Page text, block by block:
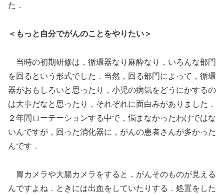
た．
＜もっと自分でがんのことをやりたい＞
当時の初期研修は，循環器なり麻酔なり，いろんな部門
を回るという形式でした．当然，回る部門によって，循環
器がおもしろいと思ったり，小児の病気をどうにかするの
は大事だなと思ったり，それぞれに面白みがありました．
２年間ローテーションする中で，悩まなかったわけではな
いんですが，回った消化器に，がんの患者さんが多かった
んです．
胃カメラや大腸カメラをすると，がんそのものが見える
んですよね．ときには出血をしていたりする．処置をした